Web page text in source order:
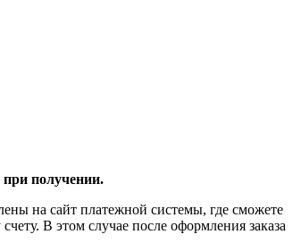
при получении.
на сайт платежной системы, где сможете
В этом случае после оформления заказа